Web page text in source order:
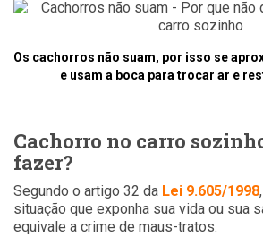
Os cachorros não suam, por isso se
e usam a boca para trocar ar e
Cachorro no carro
fazer?
Segundo o artigo 32 da Lei 9.605/1998
situação que exponha sua vida ou sua
equivale a crime de maus-tratos.